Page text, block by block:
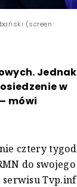
(screen:
Jednak
w
mówi
cztery
do swojego
serwisu